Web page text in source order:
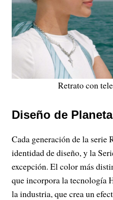
Retrato con
Diseño de
Cada generación de la serie
identidad de diseño, y la
excepción. El color más
que incorpora la tecnología
la industria, que crea un